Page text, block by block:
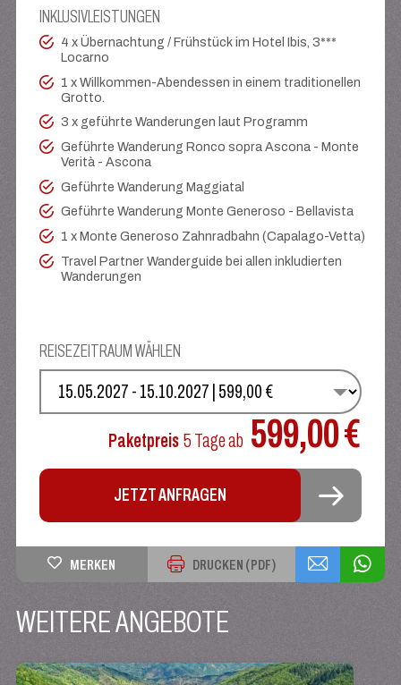
INKLUSIVLEISTUNGEN
4 x Übernachtung / Frühstück im Hotel Ibis, 3***
Locarno
1 x Willkommen-Abendessen in einem traditionellen
Grotto.
3 x geführte Wanderungen laut Programm
Geführte Wanderung Ronco sopra Ascona - Monte
Verità - Ascona
Geführte Wanderung Maggiatal
Geführte Wanderung Monte Generoso - Bellavista
1 x Monte Generoso Zahnradbahn (Capalago-Vetta)
Travel Partner Wanderguide bei allen inkludierten
Wanderungen
REISEZEITRAUM WÄHLEN
WÄHLEN SIE IHREN TERMIN
Paketpreis5 Tageab 599,00 €
JETZT ANFRAGEN
MERKEN DRUCKEN (PDF)
WEITERE ANGEBOTE